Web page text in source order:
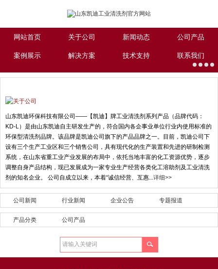
网站首页 关于公司 新闻动态 公司产品
案例展示 解决方案 技术支持 联系我们
山东凯迪环保科技有限公司——【凯迪】牌工业清洗剂系列产品（品牌代码：
KD-L）是由山东凯迪自主研发生产的，符合国内各企事业单位行业内使用标准的
环保型清洗剂品牌。该品牌是凯迪公司旗下的产品品牌之一。目前，凯迪公司下
设有三个生产工业区和三个销售公司，具有现代化的生产装置和先进的研制检测
系统，在山东省重工业产业发展的布局中，依托当地丰富的化工资源优势，逐步
调整自身产品结构，现已发展成为一家专业生产经营各类化工溶助剂及工业清洗
剂的知名企业。 公司自成立以来，本着“诚信经营、互惠...详细>>
公司新闻 行业新闻 企业公告 专题报道
产品分类 公司产品